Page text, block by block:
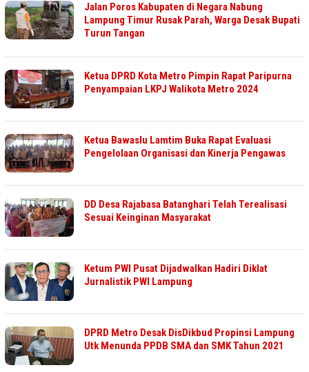
Jalan Poros Kabupaten di Negara Nabung
Lampung Timur Rusak Parah, Warga Desak Bupati
Turun Tangan
Ketua DPRD Kota Metro Pimpin Rapat Paripurna
Penyampaian LKPJ Walikota Metro 2024
Ketua Bawaslu Lamtim Buka Rapat Evaluasi
Pengelolaan Organisasi dan Kinerja Pengawas
DD Desa Rajabasa Batanghari Telah Terealisasi
Sesuai Keinginan Masyarakat
Ketum PWI Pusat Dijadwalkan Hadiri Diklat
Jurnalistik PWI Lampung
DPRD Metro Desak DisDikbud Propinsi Lampung
Utk Menunda PPDB SMA dan SMK Tahun 2021